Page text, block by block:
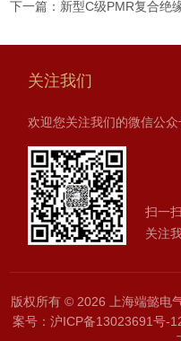
下一篇： 新型C级PMR复合绝
关注我们
欢迎您关注我们的微信公众
扫一扫
关注
版权所有 © 2026 上海端懿电
案号：沪ICP备13023691号-